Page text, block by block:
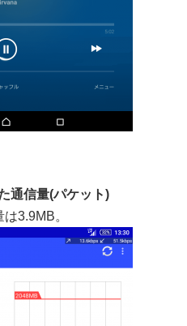
通信量(パケット)
3.9MB。